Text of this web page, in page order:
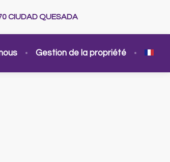
CIUDAD QUESADA
Gestion de la propriété